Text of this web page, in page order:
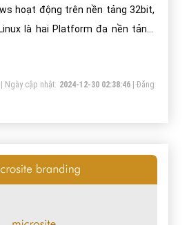
hoạt động trên nền tảng 32bit,
là hai Platform đa nền tảng,
Ngày cập nhật: 2024-12-30 02:38:46|Đăng